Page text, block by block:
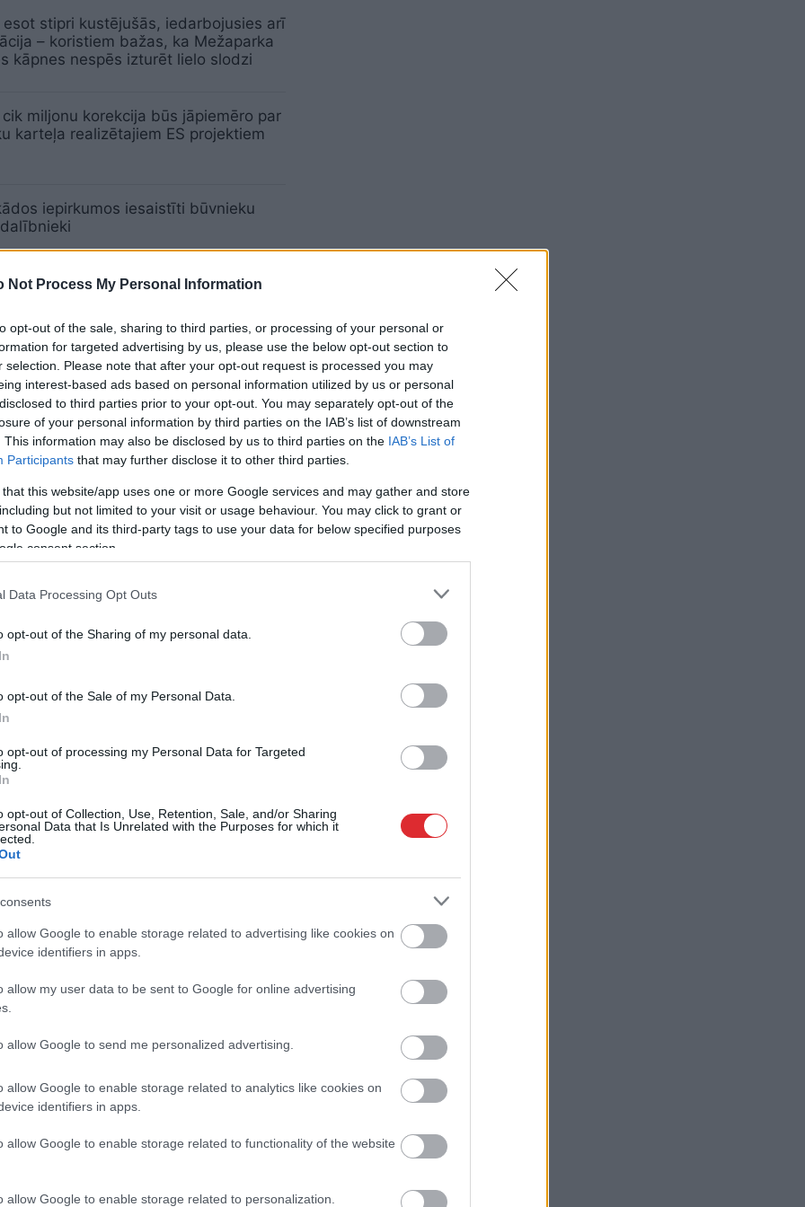
Not Process My Personal Information
opt-out of the sale, sharing to third parties, or processing of your personal or
for targeted advertising by us, please use the below opt-out section to
selection. Please note that after your opt-out request is processed you may
interest-based ads based on personal information utilized by us or personal
to third parties prior to your opt-out. You may separately opt-out of the
of your personal information by third parties on the IAB’s list of downstream
This information may also be disclosed by us to third parties on the IAB’s List of
Participants that may further disclose it to other third parties.
that this website/app uses one or more Google services and may gather and store
but not limited to your visit or usage behaviour. You may click to grant or
to Google and its third-party tags to use your data for below specified purposes
consent section.
Data Processing Opt Outs
opt-out of the Sharing of my personal data.
opt-out of the Sale of my Personal Data.
opt-out of processing my Personal Data for Targeted
opt-out of Collection, Use, Retention, Sale, and/or Sharing
Data that Is Unrelated with the Purposes for which it
allow Google to enable storage related to advertising like cookies on
identifiers in apps.
allow my user data to be sent to Google for online advertising
allow Google to send me personalized advertising.
allow Google to enable storage related to analytics like cookies on
identifiers in apps.
allow Google to enable storage related to functionality of the website
allow Google to enable storage related to personalization.
esot stipri kustējušās, iedarbojusies arī
– koristiem bažas, ka Mežaparka
kāpnes nespēs izturēt lielo slodzi
cik miljonu korekcija būs jāpiemēro par
karteļa realizētajiem ES projektiem
iepirkumos iesaistīti būvnieku
tā dēvēto būvnieku karteļa
būvniekus, kas par 42,5 miljoniem eiro
pārvadu Sarkandaugavā
pagaidām vēl neslēgs
LNB būvnieku prasību par 12,1
eiro piedziņu no valsts
un lauku novados trūkst dzīvokļu:
lemj, kad vienotajā datubāzē būs
infomācija par strādājošajiem
grib paātrināt ārvalstnieku darbā
būvniecībā